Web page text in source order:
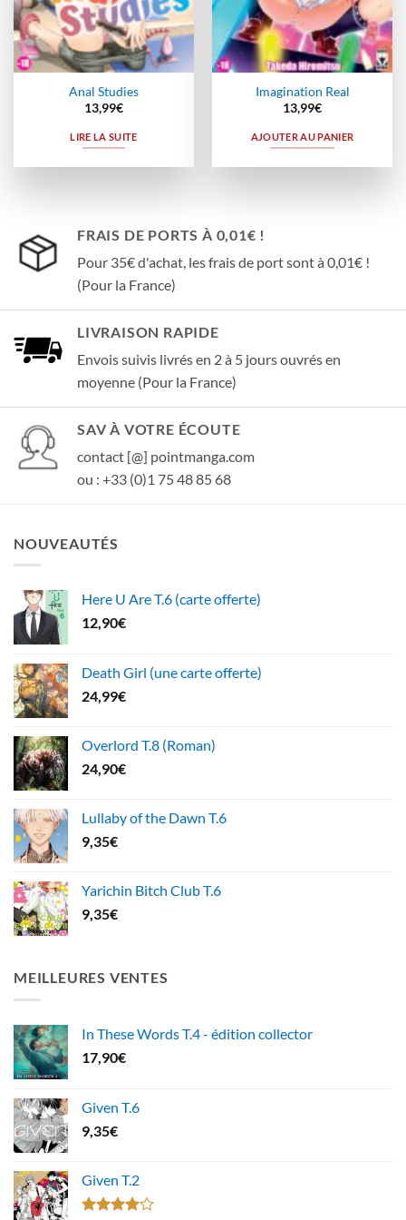
Anal Studies
13,99€
LIRE LA SUITE
Imagination Real
13,99€
AJOUTER AU PANIER
FRAIS DE PORTS À 0,01€ !
Pour 35€ d'achat, les frais de port sont à 0,01€ !
(Pour la France)
LIVRAISON RAPIDE
Envois suivis livrés en 2 à 5 jours ouvrés en
moyenne (Pour la France)
SAV À VOTRE ÉCOUTE
contact [@] pointmanga.com
ou : +33 (0)1 75 48 85 68
NOUVEAUTÉS
Here U Are T.6 (carte offerte)
12,90€
Death Girl (une carte offerte)
24,99€
Overlord T.8 (Roman)
24,90€
Lullaby of the Dawn T.6
9,35€
Yarichin Bitch Club T.6
9,35€
MEILLEURES VENTES
In These Words T.4 - édition collector
17,90€
Given T.6
9,35€
Given T.2